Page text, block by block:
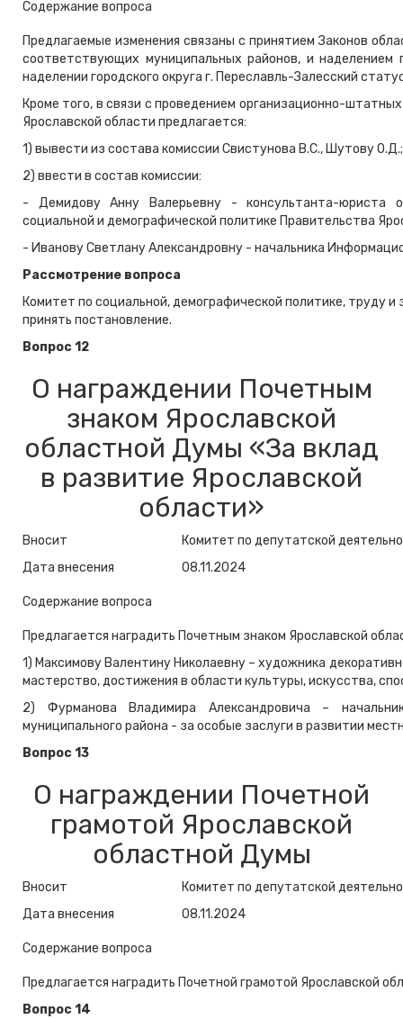
Содержание вопроса
Предлагаемые изменения связаны с принятием Законов
соответствующих муниципальных районов, и
наделении городского округа г. Переславль-Залесский
Кроме того, в связи с проведением организационно-
Ярославской области предлагается:
1) вывести из состава комиссии Свистунова В.С., Шутову О.Д.;
2) ввести в состав комиссии:
- Демидову Анну Валерьевну - консультанта-юриста
социальной и демографической политике Правительства
- Иванову Светлану Александровну - начальника
Рассмотрение вопроса
Комитет по социальной, демографической политике, труду
принять постановление.
Вопрос 12
О награждении Почетным
знаком Ярославской
областной Думы «За вклад
в развитие Ярославской
области»
Вносит
Комитет по депутатской
Дата внесения
08.11.2024
Содержание вопроса
Предлагается наградить Почетным знаком Ярославской
1) Максимову Валентину Николаевну – художника
мастерство, достижения в области культуры, искусства,
2) Фурманова Владимира Александровича –
муниципального района - за особые заслуги в развитии
Вопрос 13
О награждении Почетной
грамотой Ярославской
областной Думы
Вносит
Комитет по депутатской
Дата внесения
08.11.2024
Содержание вопроса
Предлагается наградить Почетной грамотой Ярославской
Вопрос 14